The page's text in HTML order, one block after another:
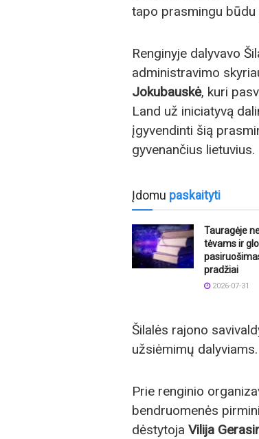
tapo prasmingu
Renginyje dalyvavo
administravimo
Jokubauskė, kuri
Land už iniciatyvą
įgyvendinti šią
gyvenančius lietuvius.
Įdomu paskaityti
Tauragėje
tėvams ir
pradžiai
2026-07-31
Šilalės rajono
užsiėmimų dalyviams.
Prie renginio
bendruomenės
dėstytoja Vilija